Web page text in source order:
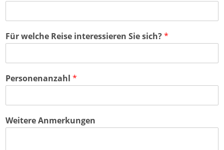
Für welche Reise interessieren Sie sich?*
Personenanzahl *
Weitere Anmerkungen